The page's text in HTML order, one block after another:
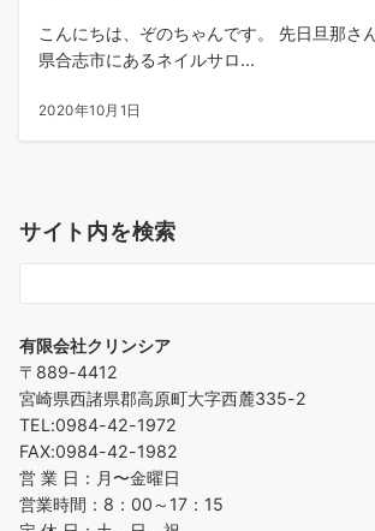
こんにちは、ぞのちゃんです。 先日旦那さ
県合志市にあるネイルサロ...
2020年10月1日
サイト内を検索
有限会社クリンシア
〒889-4412
宮崎県西諸県郡高原町大字西麓335-2
TEL:0984-42-1972
FAX:0984-42-1982
営 業 日：月〜金曜日
営業時間：8：00～17：15